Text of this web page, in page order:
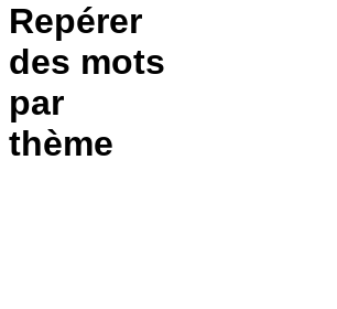
Repérer
des mots
par
thème